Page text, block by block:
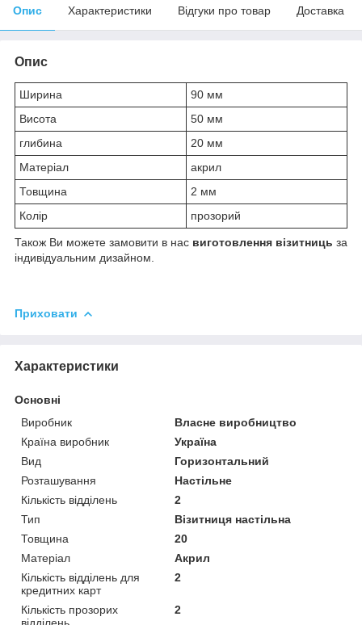
Опис Характеристики Відгуки про товар Доставка
Опис
Ширина
90 мм
Висота
50 мм
глибина
20 мм
Матеріал
акрил
Товщина
2 мм
Колір
прозорий
Також Ви можете замовити в нас виготовлення візитниць за
індивідуальним дизайном.
Приховати
Характеристики
Основні
Виробник
Власне виробництво
Країна виробник
Україна
Вид
Горизонтальний
Розташування
Настільне
Кількість відділень
2
Тип
Візитниця настільна
Товщина
20
Матеріал
Акрил
Кількість відділень для
кредитних карт
2
Кількість прозорих
відділень
2